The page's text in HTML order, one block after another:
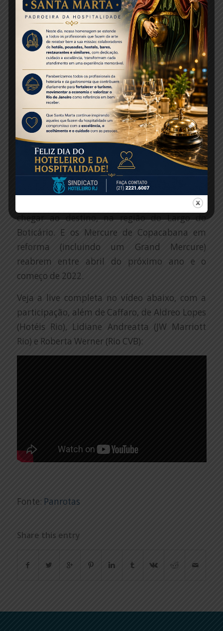
com família e em um tipo de hospedagem
mesclado entre corporativo e lazer.
A conquista de clientes passantes também é
uma rotina nesse momento. Segundo Caffaro,
no reaberto Novotel Leme, há média de oito
clientes por dia que chegam ao
empreendimento só para usar o serviço de
bar, em pequenos encontros.
JO & JOE
Caffaro também aproveitou a participação na
live para lembrar da chegada de uma nova
marca da empresa ao Rio. Entre o final de 2021
e o início de 2022, a bandeira Jo & Joe deve
chegar ao destino, na região do Largo do
Boticário. E os Mercure de Copacabana em
reforma (incluindo um Grand Mercure)
reabrem entre abril do próximo ano e o
começo de 2022.
Veja a live completa no vídeo abaixo, com a
participação, além de Caffaro, de Aldreo Lopes
(Hotéis Rio), Lidiane Andreatta (JW Marriott
Rio) e Roberta Werner (Rio CVB):
Fonte: Panrotas
Share this entry